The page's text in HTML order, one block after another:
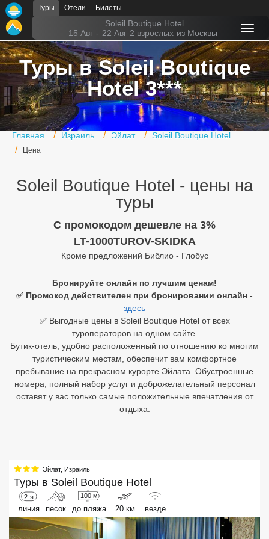
Туры Отели Билеты
Soleil Boutique Hotel
15 Авг - 22 Авг 2 взрослых из Москвы
Туры в Soleil Boutique
Hotel 3***
Главная Израиль Эйлат Soleil Boutique Hotel
Цена
Soleil Boutique Hotel - цены на
туры
C промокодом дешевле на 3%
LT-1000TUROV-SKIDKA
Кроме предложений Библио - Глобус
Бронируйте онлайн по лучшим ценам!
✅ Промокод действителен при бронировании онлайн -
здесь
✅ Выгодные цены в Soleil Boutique Hotel от всех
туроператоров на одном сайте.
Бутик-отель, удобно расположенный по отношению ко многим
туристическим местам, обеспечит вам комфортное
пребывание на прекрасном курорте Эйлата. Обустроенные
номера, полный набор услуг и доброжелательный персонал
оставят у вас только самые положительные впечатления от
отдыха.
Эйлат, Израиль
Туры в Soleil Boutique Hotel
2-я
линия песок
100 м
до пляжа 20 км везде
Главная
Горящие туры
Туры в Турцию
Туры в Египет
Туры в ОАЭ
Офис г. Москва
Египет
Бали
Вьетнам
Занзибар
Абхазия
Большой Сочи